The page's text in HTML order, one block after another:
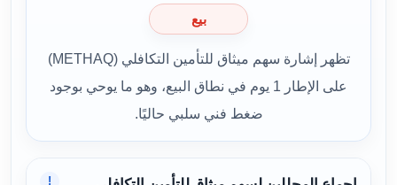
بيع
تظهر إشارة سهم ميثاق للتأمين التكافلي (METHAQ)
على الإطار 1 يوم في نطاق البيع، وهو ما يوحي بوجود
ضغط فني سلبي حاليًا.
!